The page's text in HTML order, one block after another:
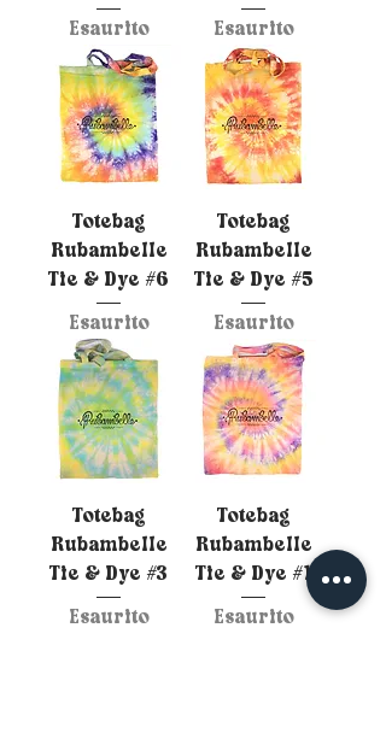
Esaurito Esaurito
Totebag
Rubambelle
Tie & Dye #6
Esaurito
Totebag
Rubambelle
Tie & Dye #5
Esaurito
Totebag
Rubambelle
Tie & Dye #3
Esaurito
Totebag
Rubambelle
Tie & Dye #1
Esaurito